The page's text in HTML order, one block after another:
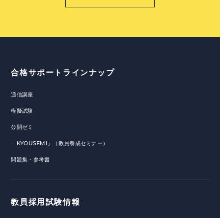
合格サポートラインナップ
通信講座
模擬試験
公開ゼミ
「KYOUSEMI」（教員養成セミナー）
問題集・参考書
教員採用試験情報